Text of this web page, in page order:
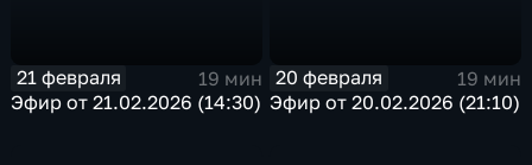
21 февраля
19 мин
Эфир от 21.02.2026 (14:30)
20 февраля
19 мин
Эфир от 20.02.2026 (21:10)